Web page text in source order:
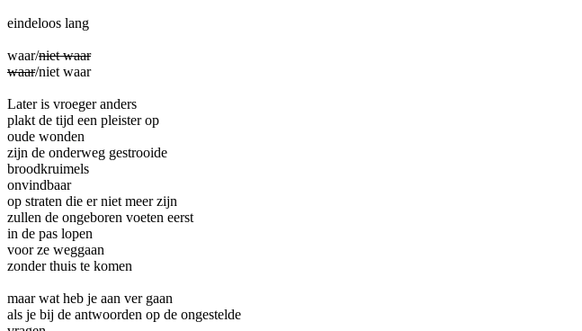
eindeloos lang
waar/niet waar
waar/niet waar
Later is vroeger anders
plakt de tijd een pleister op
oude wonden
zijn de onderweg gestrooide
broodkruimels
onvindbaar
op straten die er niet meer zijn
zullen de ongeboren voeten eerst
in de pas lopen
voor ze weggaan
zonder thuis te komen
maar wat heb je aan ver gaan
als je bij de antwoorden op de ongestelde